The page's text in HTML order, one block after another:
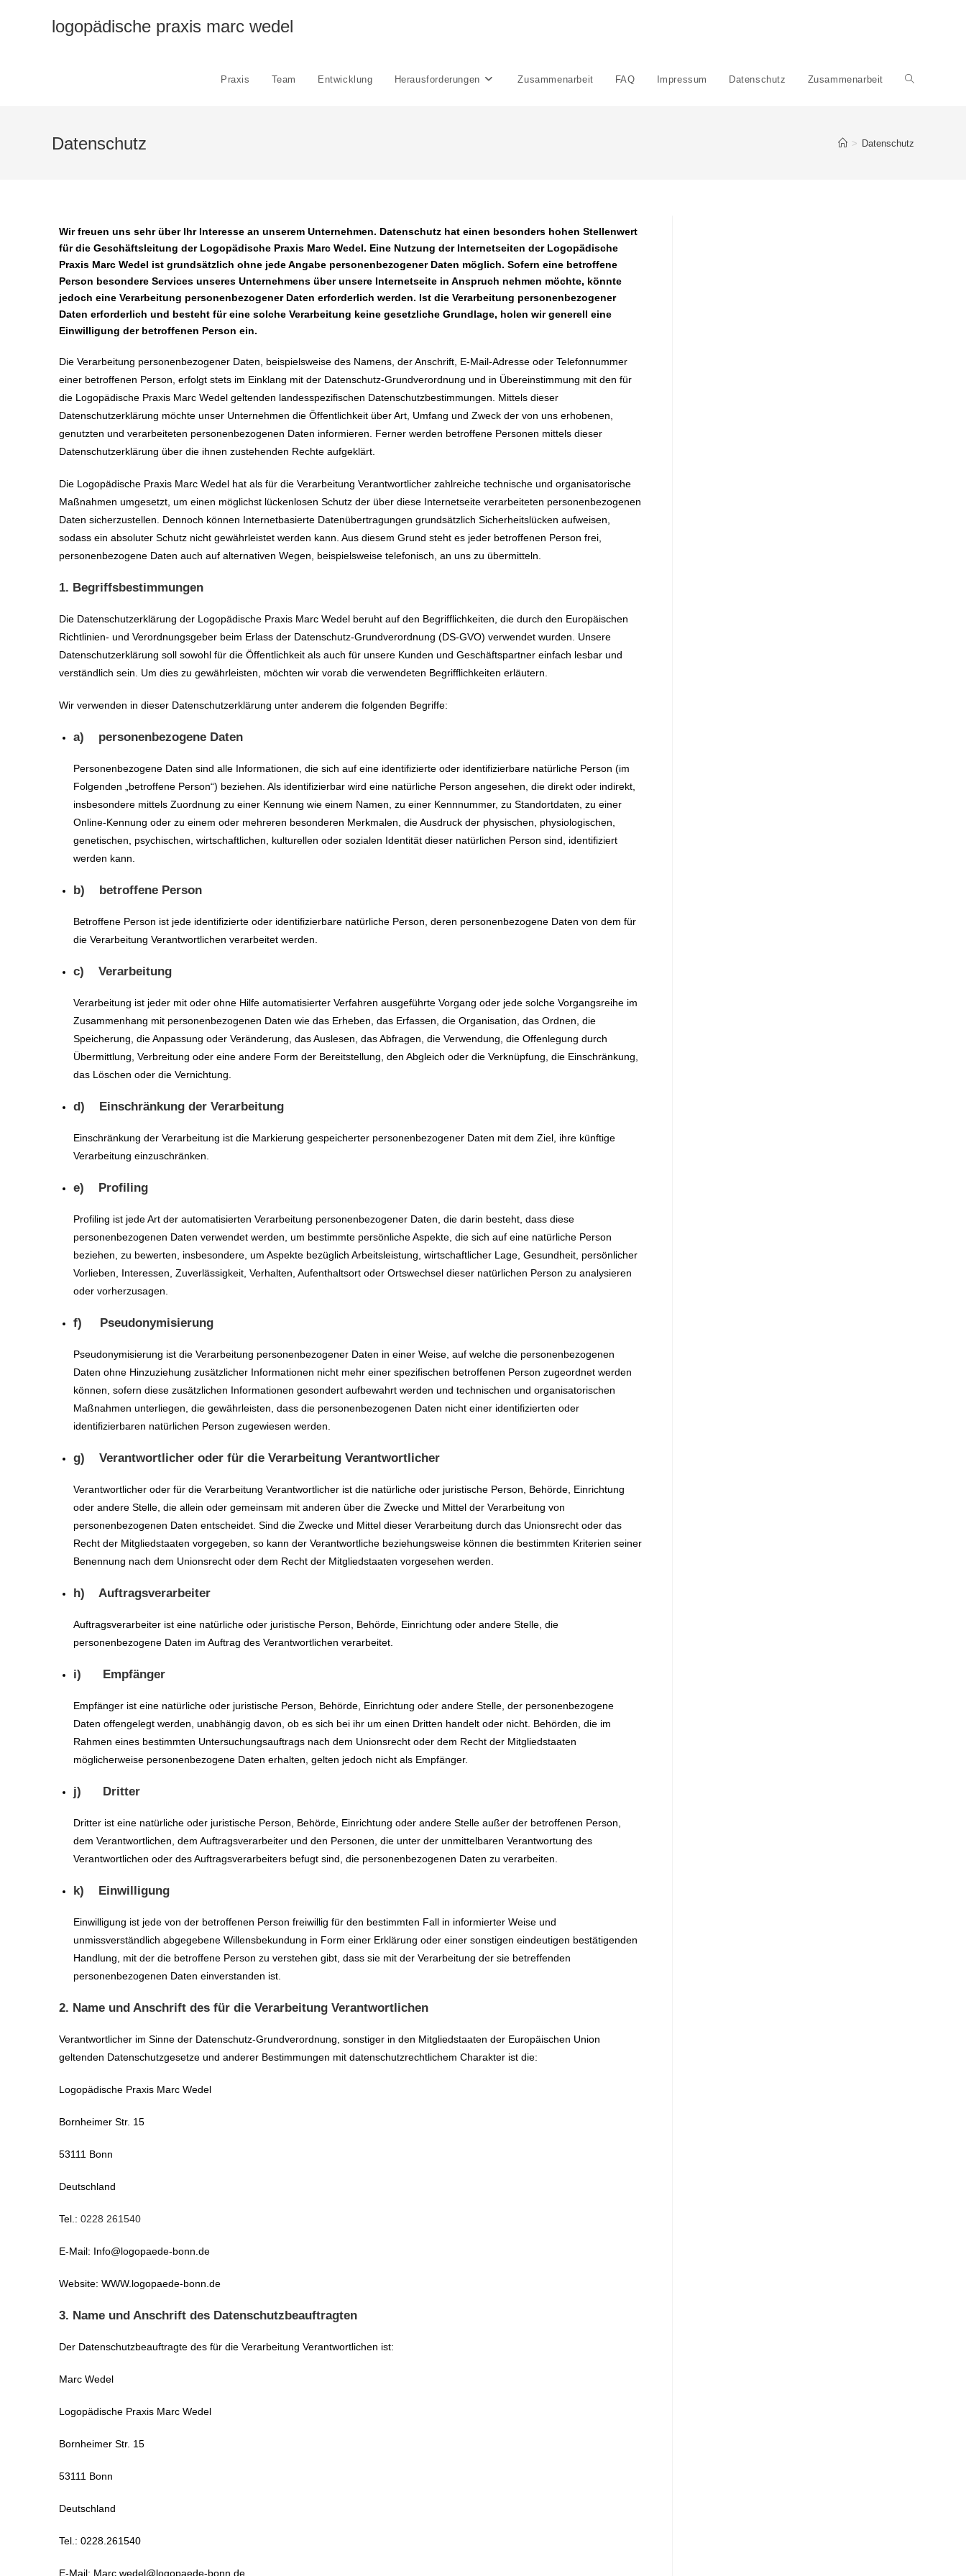
logopädische praxis marc wedel
Praxis Team Entwicklung Herausforderungen Zusammenarbeit FAQ Impressum Datenschutz Zusammenarbeit
Datenschutz > Datenschutz
Wir freuen uns sehr über Ihr Interesse an unserem Unternehmen. Datenschutz hat einen besonders hohen Stellenwert
für die Geschäftsleitung der Logopädische Praxis Marc Wedel. Eine Nutzung der Internetseiten der Logopädische
Praxis Marc Wedel ist grundsätzlich ohne jede Angabe personenbezogener Daten möglich. Sofern eine betroffene
Person besondere Services unseres Unternehmens über unsere Internetseite in Anspruch nehmen möchte, könnte
jedoch eine Verarbeitung personenbezogener Daten erforderlich werden. Ist die Verarbeitung personenbezogener
Daten erforderlich und besteht für eine solche Verarbeitung keine gesetzliche Grundlage, holen wir generell eine
Einwilligung der betroffenen Person ein.
Die Verarbeitung personenbezogener Daten, beispielsweise des Namens, der Anschrift, E-Mail-Adresse oder Telefonnummer
einer betroffenen Person, erfolgt stets im Einklang mit der Datenschutz-Grundverordnung und in Übereinstimmung mit den für
die Logopädische Praxis Marc Wedel geltenden landesspezifischen Datenschutzbestimmungen. Mittels dieser
Datenschutzerklärung möchte unser Unternehmen die Öffentlichkeit über Art, Umfang und Zweck der von uns erhobenen,
genutzten und verarbeiteten personenbezogenen Daten informieren. Ferner werden betroffene Personen mittels dieser
Datenschutzerklärung über die ihnen zustehenden Rechte aufgeklärt.
Die Logopädische Praxis Marc Wedel hat als für die Verarbeitung Verantwortlicher zahlreiche technische und organisatorische
Maßnahmen umgesetzt, um einen möglichst lückenlosen Schutz der über diese Internetseite verarbeiteten personenbezogenen
Daten sicherzustellen. Dennoch können Internetbasierte Datenübertragungen grundsätzlich Sicherheitslücken aufweisen,
sodass ein absoluter Schutz nicht gewährleistet werden kann. Aus diesem Grund steht es jeder betroffenen Person frei,
personenbezogene Daten auch auf alternativen Wegen, beispielsweise telefonisch, an uns zu übermitteln.
1. Begriffsbestimmungen
Die Datenschutzerklärung der Logopädische Praxis Marc Wedel beruht auf den Begrifflichkeiten, die durch den Europäischen
Richtlinien- und Verordnungsgeber beim Erlass der Datenschutz-Grundverordnung (DS-GVO) verwendet wurden. Unsere
Datenschutzerklärung soll sowohl für die Öffentlichkeit als auch für unsere Kunden und Geschäftspartner einfach lesbar und
verständlich sein. Um dies zu gewährleisten, möchten wir vorab die verwendeten Begrifflichkeiten erläutern.
Wir verwenden in dieser Datenschutzerklärung unter anderem die folgenden Begriffe:
a) personenbezogene Daten
Personenbezogene Daten sind alle Informationen, die sich auf eine identifizierte oder identifizierbare natürliche Person (im
Folgenden „betroffene Person“) beziehen. Als identifizierbar wird eine natürliche Person angesehen, die direkt oder indirekt,
insbesondere mittels Zuordnung zu einer Kennung wie einem Namen, zu einer Kennnummer, zu Standortdaten, zu einer
Online-Kennung oder zu einem oder mehreren besonderen Merkmalen, die Ausdruck der physischen, physiologischen,
genetischen, psychischen, wirtschaftlichen, kulturellen oder sozialen Identität dieser natürlichen Person sind, identifiziert
werden kann.
b) betroffene Person
Betroffene Person ist jede identifizierte oder identifizierbare natürliche Person, deren personenbezogene Daten von dem für
die Verarbeitung Verantwortlichen verarbeitet werden.
c) Verarbeitung
Verarbeitung ist jeder mit oder ohne Hilfe automatisierter Verfahren ausgeführte Vorgang oder jede solche Vorgangsreihe im
Zusammenhang mit personenbezogenen Daten wie das Erheben, das Erfassen, die Organisation, das Ordnen, die
Speicherung, die Anpassung oder Veränderung, das Auslesen, das Abfragen, die Verwendung, die Offenlegung durch
Übermittlung, Verbreitung oder eine andere Form der Bereitstellung, den Abgleich oder die Verknüpfung, die Einschränkung,
das Löschen oder die Vernichtung.
d) Einschränkung der Verarbeitung
Einschränkung der Verarbeitung ist die Markierung gespeicherter personenbezogener Daten mit dem Ziel, ihre künftige
Verarbeitung einzuschränken.
e) Profiling
Profiling ist jede Art der automatisierten Verarbeitung personenbezogener Daten, die darin besteht, dass diese
personenbezogenen Daten verwendet werden, um bestimmte persönliche Aspekte, die sich auf eine natürliche Person
beziehen, zu bewerten, insbesondere, um Aspekte bezüglich Arbeitsleistung, wirtschaftlicher Lage, Gesundheit, persönlicher
Vorlieben, Interessen, Zuverlässigkeit, Verhalten, Aufenthaltsort oder Ortswechsel dieser natürlichen Person zu analysieren
oder vorherzusagen.
f) Pseudonymisierung
Pseudonymisierung ist die Verarbeitung personenbezogener Daten in einer Weise, auf welche die personenbezogenen
Daten ohne Hinzuziehung zusätzlicher Informationen nicht mehr einer spezifischen betroffenen Person zugeordnet werden
können, sofern diese zusätzlichen Informationen gesondert aufbewahrt werden und technischen und organisatorischen
Maßnahmen unterliegen, die gewährleisten, dass die personenbezogenen Daten nicht einer identifizierten oder
identifizierbaren natürlichen Person zugewiesen werden.
g) Verantwortlicher oder für die Verarbeitung Verantwortlicher
Verantwortlicher oder für die Verarbeitung Verantwortlicher ist die natürliche oder juristische Person, Behörde, Einrichtung
oder andere Stelle, die allein oder gemeinsam mit anderen über die Zwecke und Mittel der Verarbeitung von
personenbezogenen Daten entscheidet. Sind die Zwecke und Mittel dieser Verarbeitung durch das Unionsrecht oder das
Recht der Mitgliedstaaten vorgegeben, so kann der Verantwortliche beziehungsweise können die bestimmten Kriterien seiner
Benennung nach dem Unionsrecht oder dem Recht der Mitgliedstaaten vorgesehen werden.
h) Auftragsverarbeiter
Auftragsverarbeiter ist eine natürliche oder juristische Person, Behörde, Einrichtung oder andere Stelle, die
personenbezogene Daten im Auftrag des Verantwortlichen verarbeitet.
i) Empfänger
Empfänger ist eine natürliche oder juristische Person, Behörde, Einrichtung oder andere Stelle, der personenbezogene
Daten offengelegt werden, unabhängig davon, ob es sich bei ihr um einen Dritten handelt oder nicht. Behörden, die im
Rahmen eines bestimmten Untersuchungsauftrags nach dem Unionsrecht oder dem Recht der Mitgliedstaaten
möglicherweise personenbezogene Daten erhalten, gelten jedoch nicht als Empfänger.
j) Dritter
Dritter ist eine natürliche oder juristische Person, Behörde, Einrichtung oder andere Stelle außer der betroffenen Person,
dem Verantwortlichen, dem Auftragsverarbeiter und den Personen, die unter der unmittelbaren Verantwortung des
Verantwortlichen oder des Auftragsverarbeiters befugt sind, die personenbezogenen Daten zu verarbeiten.
k) Einwilligung
Einwilligung ist jede von der betroffenen Person freiwillig für den bestimmten Fall in informierter Weise und
unmissverständlich abgegebene Willensbekundung in Form einer Erklärung oder einer sonstigen eindeutigen bestätigenden
Handlung, mit der die betroffene Person zu verstehen gibt, dass sie mit der Verarbeitung der sie betreffenden
personenbezogenen Daten einverstanden ist.
2. Name und Anschrift des für die Verarbeitung Verantwortlichen
Verantwortlicher im Sinne der Datenschutz-Grundverordnung, sonstiger in den Mitgliedstaaten der Europäischen Union
geltenden Datenschutzgesetze und anderer Bestimmungen mit datenschutzrechtlichem Charakter ist die:
Logopädische Praxis Marc Wedel
Bornheimer Str. 15
53111 Bonn
Deutschland
Tel.: 0228 261540
E-Mail: Info@logopaede-bonn.de
Website: WWW.logopaede-bonn.de
3. Name und Anschrift des Datenschutzbeauftragten
Der Datenschutzbeauftragte des für die Verarbeitung Verantwortlichen ist:
Marc Wedel
Logopädische Praxis Marc Wedel
Bornheimer Str. 15
53111 Bonn
Deutschland
Tel.: 0228.261540
E-Mail: Marc.wedel@logopaede-bonn.de